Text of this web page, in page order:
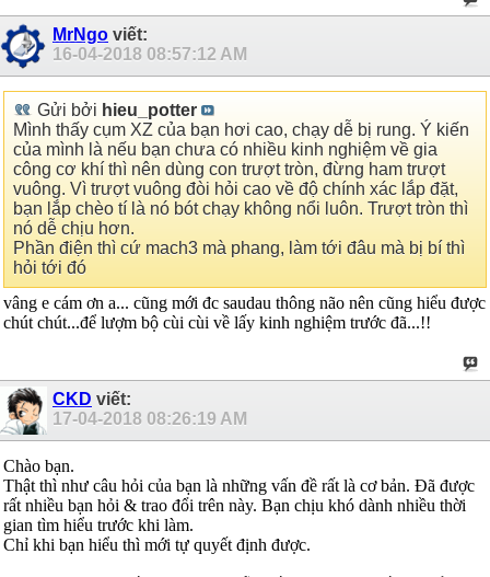
MrNgo viết:
16-04-2018 08:57:12 AM
Gửi bởi hieu_potter
Mình thấy cụm XZ của bạn hơi cao, chạy dễ bị rung. Ý kiến
của mình là nếu bạn chưa có nhiều kinh nghiệm về gia
công cơ khí thì nên dùng con trượt tròn, đừng ham trượt
vuông. Vì trượt vuông đòi hỏi cao về độ chính xác lắp đặt,
bạn lắp chèo tí là nó bót chạy không nổi luôn. Trượt tròn thì
nó dễ chịu hơn.
Phần điện thì cứ mach3 mà phang, làm tới đâu mà bị bí thì
hỏi tới đó
vâng e cám ơn a... cũng mới đc saudau thông não nên cũng hiểu được
chút chút...để lượm bộ cùi cùi về lấy kinh nghiệm trước đã...!!
CKD viết:
17-04-2018 08:26:19 AM
Chào bạn.
Thật thì như câu hỏi của bạn là những vấn đề rất là cơ bản. Đã được
rất nhiều bạn hỏi & trao đổi trên này. Bạn chịu khó dành nhiều thời
gian tìm hiểu trước khi làm.
Chỉ khi bạn hiểu thì mới tự quyết định được.